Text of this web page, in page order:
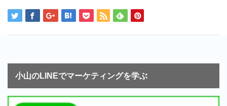
小山のLINEでマーケティングを学ぶ